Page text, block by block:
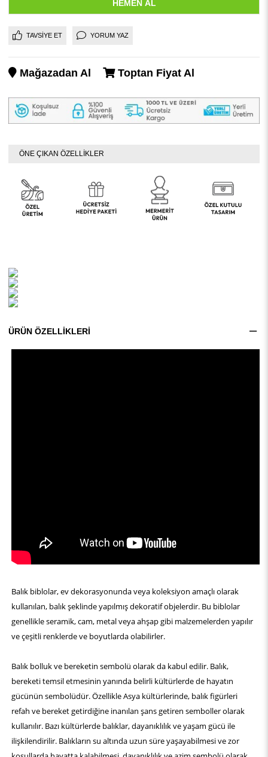
TAVSIYE ET YORUM YAZ
Mağazadan Al Toptan Fiyat Al
ÖNE ÇIKAN ÖZELLİKLER
ÜRÜN ÖZELLIKLERI
Balık biblolar, ev dekorasyonunda veya koleksiyon amaçlı olarak
kullanılan, balık şeklinde yapılmış dekoratif objelerdir. Bu biblolar
genellikle seramik, cam, metal veya ahşap gibi malzemelerden yapılır
ve çeşitli renklerde ve boyutlarda olabilirler.
Balık bolluk ve bereketin sembolü olarak da kabul edilir. Balık,
bereketi temsil etmesinin yanında belirli kültürlerde de hayatın
gücünün sembolüdür. Özellikle Asya kültürlerinde, balık figürleri
refah ve bereket getirdiğine inanılan şans getiren semboller olarak
kullanılır. Bazı kültürlerde balıklar, dayanıklılık ve yaşam gücü ile
ilişkilendirilir. Balıkların su altında uzun süre yaşayabilmesi ve zor